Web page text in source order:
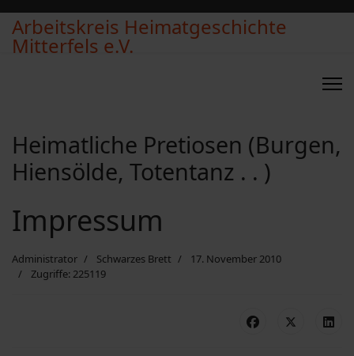
Arbeitskreis Heimatgeschichte
Mitterfels e.V.
Heimatliche Pretiosen (Burgen,
Hiensölde, Totentanz . . )
Impressum
Administrator Schwarzes Brett
17. November 2010
Zugriffe: 225119